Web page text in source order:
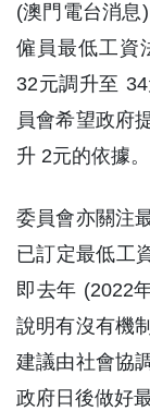
(澳門電台消息
僱員最低工資
32元調升至
員會希望政府
升 2元的依據。
委員會亦關注
已訂定最低工
即去年 (2022
說明有沒有機
建議由社會協
政府日後做好